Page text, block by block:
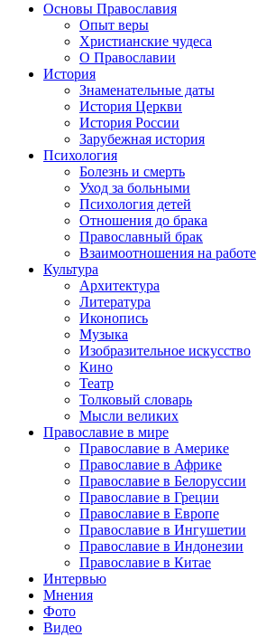
Основы Православия
Опыт веры
Христианские чудеса
О Православии
История
Знаменательные даты
История Церкви
История России
Зарубежная история
Психология
Болезнь и смерть
Уход за больными
Психология детей
Отношения до брака
Православный брак
Взаимоотношения на работе
Культура
Архитектура
Литература
Иконопись
Музыка
Изобразительное искусство
Кино
Театр
Толковый словарь
Мысли великих
Православие в мире
Православие в Америке
Православие в Африке
Православие в Белоруссии
Православие в Греции
Православие в Европе
Православие в Ингушетии
Православие в Индонезии
Православие в Китае
Интервью
Мнения
Фото
Видео